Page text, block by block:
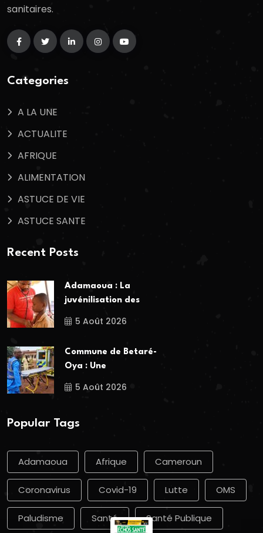
sanitaires.
Categories
A LA UNE
ACTUALITE
AFRIQUE
ALIMENTATION
ASTUCE DE VIE
ASTUCE SANTE
Recent Posts
Adamaoua : La
juvénilisation des
5 Août 2026
Commune de Betaré-
Oya : Une
5 Août 2026
Popular Tags
Adamaoua Afrique Cameroun
Coronavirus Covid-19 Lutte OMS
Paludisme Santé Santé Publique